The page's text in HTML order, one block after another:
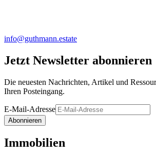
info@guthmann.estate
Jetzt Newsletter abonnieren
Die neuesten Nachrichten, Artikel und
Ihren Posteingang.
E-Mail-Adresse
Abonnieren
Immobilien